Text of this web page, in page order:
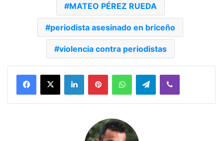
MATEO PÉREZ RUEDA
periodista asesinado en briceño
violencia contra periodistas
Facebook
X LinkedInPinterestWhatsAppTelegramViber